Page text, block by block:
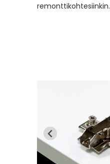
remonttikohtesiinkin.